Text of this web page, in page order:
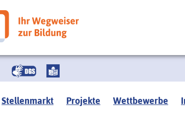
Stellenmarkt Projekte Wettbewerbe